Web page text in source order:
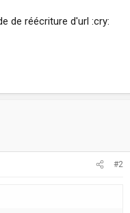
de réécriture d'url :cry:
#2